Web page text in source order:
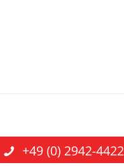
+49 (0) 2942-4422